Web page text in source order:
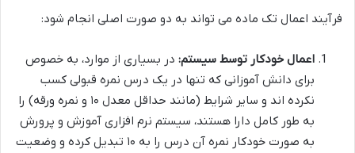
فرآیند اعمال تک ماده می تواند به دو صورت اصلی انجام شود:
اعمال خودکار توسط سیستم: در بسیاری از موارد، به خصوص
برای دانش آموزانی که تنها در یک درس نمره قبولی کسب
نکرده اند و سایر شرایط (مانند حداقل معدل ۱۰ و نمره ورقه) را
به طور کامل دارا هستند، سیستم نرم افزاری آموزش و پرورش
به صورت خودکار نمره آن درس را به ۱۰ تبدیل کرده و وضعیت